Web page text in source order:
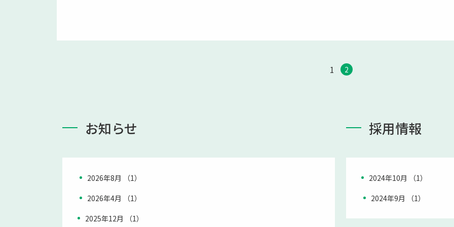
1 2
お知らせ
2026年8月 （1）
2026年4月 （1）
2025年12月 （1）
採用情報
2024年10月 （1）
2024年9月 （1）